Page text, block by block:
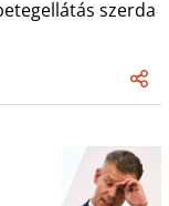
szerda